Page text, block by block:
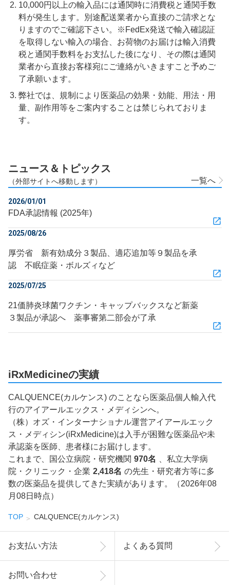
10,000円以上の輸入品には通関時に消費税と通関手数
料が発生します。別途配送業者から直接のご請求とな
りますのでご確認下さい。※FedEx発送で輸入確認証
を取得しない輸入の場合、お荷物のお届けは輸入消費
税と通関手数料をお支払した後になり、その際は通関
業者から直接お客様宛にご連絡がいきますこと予めご
了承願います。
弊社では、規制により医薬品の効果・効能、用法・用
量、副作用等をご案内することは禁じられておりま
す。
ニュース＆トピックス
（外部サイトへ移動します） 一覧へ
2026/01/01
FDA承認情報 (2025年)
2025/08/26
厚労省 新有効成分３製品、適応追加等９製品を承
認 不眠症薬・ボルズィなど
2025/07/25
21価肺炎球菌ワクチン・キャップバックスなど新薬
３製品が承認へ 薬事審第二部会が了承
iRxMedicineの実績
CALQUENCE(カルケンス) のことなら医薬品個人輸入代
行のアイアールエックス・メディシンへ。
（株）オズ・インターナショナル運営アイアールエック
ス・メディシン(iRxMedicine)は入手が困難な医薬品や未
承認薬を医師、患者様にお届けします。
これまで、国公立病院・研究機関 970名
、私立大学病
院・クリニック・企業 2,418名 の先生・研究者方等に多
数の医薬品を提供してきた実績があります。（2026年08
月08日時点）
TOP CALQUENCE(カルケンス)
お支払い方法 よくある質問
お問い合わせ